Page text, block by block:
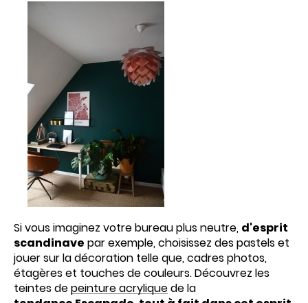
Si vous imaginez votre bureau plus neutre, d'esprit
scandinave par exemple, choisissez des pastels et
jouer sur la décoration telle que, cadres photos,
étagères et touches de couleurs. Découvrez les
teintes depeinture acryliquede la